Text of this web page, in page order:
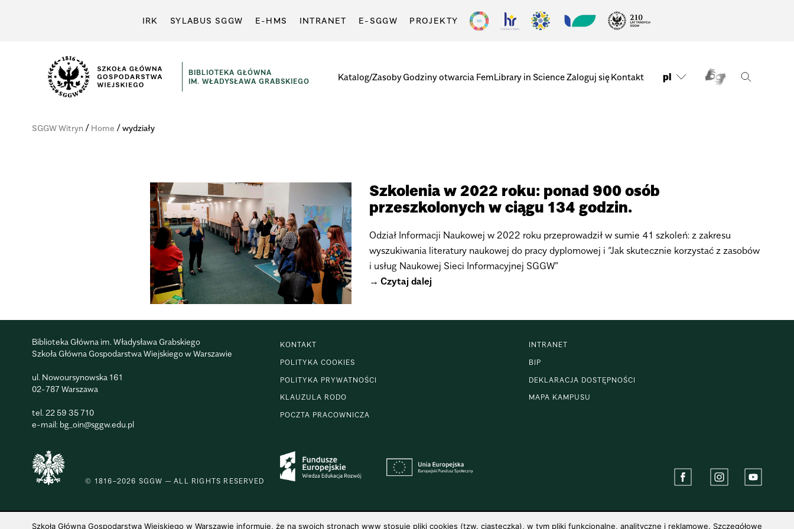
IRK SYLABUS SGGW E-HMS INTRANET E-SGGW PROJEKTY
Gospodarstwa
BIBLIOTEKA GŁÓWNA
IM. WŁADYSŁAWA GRABSKIEGO
Katalog/ZasobyGodziny otwarcia FemLibrary in ScienceZaloguj sięKontakt pl
SGGW Witryn/ Home /wydziały
Szkolenia w 2022 roku: ponad 900 osób
przeszkolonych w ciągu 134 godzin.
Odział Informacji Naukowej w 2022 roku przeprowadził w sumie 41 szkoleń: z zakresu
wyszukiwania literatury naukowej do pracy dyplomowej i “Jak skutecznie korzystać z zasobów
i usług Naukowej Sieci Informacyjnej SGGW”
Czytaj dalej
Biblioteka Główna im. Władysława Grabskiego
Szkoła Główna Gospodarstwa Wiejskiego w Warszawie
ul. Nowoursynowska 161
02-787 Warszawa
tel. 22 59 35 710
e-mail: bg_oin@sggw.edu.pl
KONTAKT
POLITYKA COOKIES
POLITYKA PRYWATNOŚCI
KLAUZULA RODO
POCZTA PRACOWNICZA
INTRANET
BIP
DEKLARACJA DOSTĘPNOŚCI
MAPA KAMPUSU
© 1816–2026 SGGW — ALL RIGHTS RESERVED
Szkoła Główna Gospodarstwa Wiejskiego w Warszawie informuje, że na swoich stronach www stosuje pliki cookies (tzw. ciasteczka), w tym pliki funkcjonalne, analityczne i reklamowe. Szczegółowe